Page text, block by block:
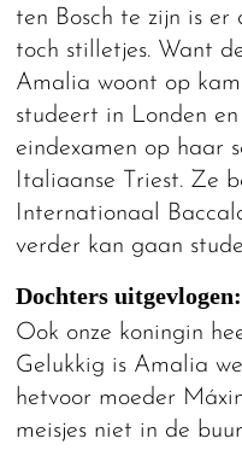
ten Bosch te zijn is
toch stilletjes. Want
Amalia woont op
studeert in Londen
eindexamen op haar
Italiaanse Triest. Ze
Internationaal
verder kan gaan
Dochters
Ook onze koningin
Gelukkig is Amalia
hetvoor moeder
meisjes niet in de